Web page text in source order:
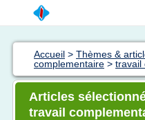
Accueil > Thèmes &
complementaire > travail
Articles
travail